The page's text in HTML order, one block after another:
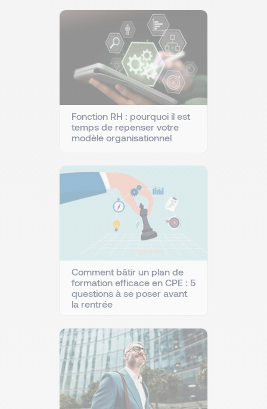
Fonction RH : pourquoi il est
temps de repenser votre
modèle organisationnel
Comment bâtir un plan de
formation efficace en CPE : 5
questions à se poser avant
la rentrée